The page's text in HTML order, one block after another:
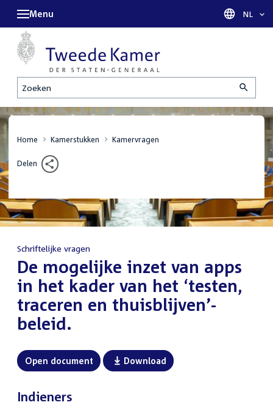
Zoeken
Menu Taal
NL
Home Kamerstukken Kamervragen
Delen
Schriftelijke vragen
:De mogelijke inzet van apps
in het kader van het ‘testen,
traceren en thuisblijven’-
beleid.
Open document Download
Indieners